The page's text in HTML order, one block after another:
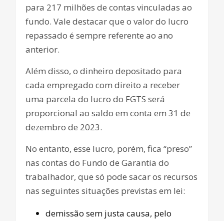
para 217 milhões de contas vinculadas ao
fundo. Vale destacar que o valor do lucro
repassado é sempre referente ao ano
anterior.
Além disso, o dinheiro depositado para
cada empregado com direito a receber
uma parcela do lucro do FGTS será
proporcional ao saldo em conta em 31 de
dezembro de 2023.
No entanto, esse lucro, porém, fica “preso”
nas contas do Fundo de Garantia do
trabalhador, que só pode sacar os recursos
nas seguintes situações previstas em lei:
demissão sem justa causa, pelo